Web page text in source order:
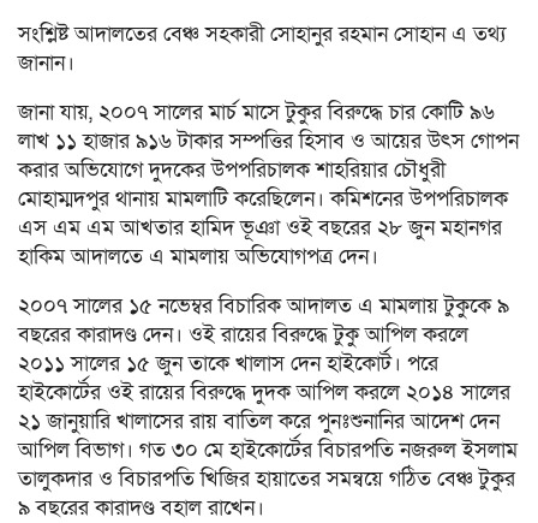
সংশ্লিষ্ট আদালতের বেঞ্চ সহকারী সোহানুর রহমান সোহান এ তথ্য
জানান।
জানা যায়, ২০০৭ সালের মার্চ মাসে টুকুর বিরুদ্ধে চার কোটি ৯৬
লাখ ১১ হাজার ৯১৬ টাকার সম্পত্তির হিসাব ও আয়ের উৎস গোপন
করার অভিযোগে দুদকের উপপরিচালক শাহরিয়ার চৌধুরী
মোহাম্মদপুর থানায় মামলাটি করেছিলেন। কমিশনের উপপরিচালক
এস এম এম আখতার হামিদ ভূঞা ওই বছরের ২৮ জুন মহানগর
হাকিম আদালতে এ মামলায় অভিযোগপত্র দেন।
২০০৭ সালের ১৫ নভেম্বর বিচারিক আদালত এ মামলায় টুকুকে ৯
বছরের কারাদণ্ড দেন। ওই রায়ের বিরুদ্ধে টুকু আপিল করলে
২০১১ সালের ১৫ জুন তাকে খালাস দেন হাইকোর্ট। পরে
হাইকোর্টের ওই রায়ের বিরুদ্ধে দুদক আপিল করলে ২০১৪ সালের
২১ জানুয়ারি খালাসের রায় বাতিল করে পুনঃশুনানির আদেশ দেন
আপিল বিভাগ। গত ৩০ মে হাইকোর্টের বিচারপতি নজরুল ইসলাম
তালুকদার ও বিচারপতি খিজির হায়াতের সমন্বয়ে গঠিত বেঞ্চ টুকুর
৯ বছরের কারাদণ্ড বহাল রাখেন।